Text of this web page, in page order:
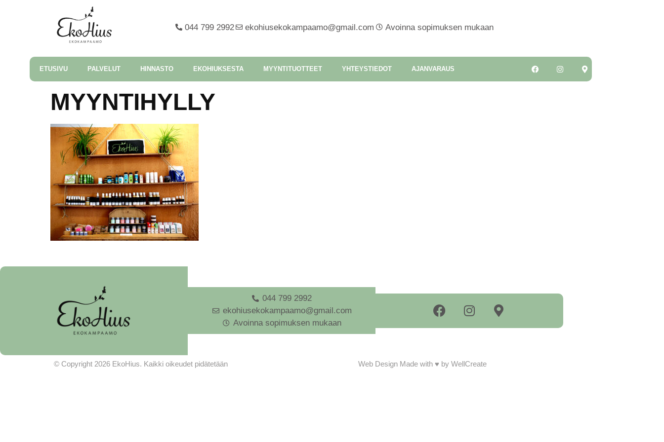
044 799 2992 ekohiusekokampaamo@gmail.com Avoinna sopimuksen mukaan
ETUSIVU PALVELUT HINNASTO EKOHIUKSESTA MYYNTITUOTTEET YHTEYSTIEDOT AJANVARAUS
MYYNTIHYLLY
044 799 2992
ekohiusekokampaamo@gmail.com
Avoinna sopimuksen mukaan
© Copyright 2026 EkoHius. Kaikki oikeudet pidätetään Web Design Made with ♥ by WellCreate